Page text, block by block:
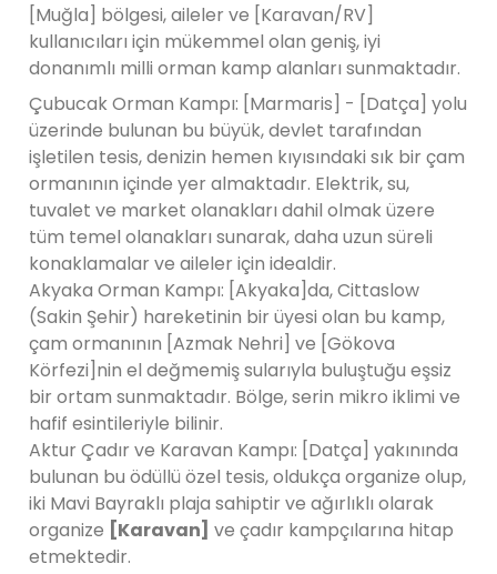
[Muğla] bölgesi, aileler ve [Karavan/RV]
kullanıcıları için mükemmel olan geniş, iyi
donanımlı milli orman kamp alanları sunmaktadır.
Çubucak Orman Kampı: [Marmaris] - [Datça] yolu
üzerinde bulunan bu büyük, devlet tarafından
işletilen tesis, denizin hemen kıyısındaki sık bir çam
ormanının içinde yer almaktadır. Elektrik, su,
tuvalet ve market olanakları dahil olmak üzere
tüm temel olanakları sunarak, daha uzun süreli
konaklamalar ve aileler için idealdir.
Akyaka Orman Kampı: [Akyaka]da, Cittaslow
(Sakin Şehir) hareketinin bir üyesi olan bu kamp,
çam ormanının [Azmak Nehri] ve [Gökova
Körfezi]nin el değmemiş sularıyla buluştuğu eşsiz
bir ortam sunmaktadır. Bölge, serin mikro iklimi ve
hafif esintileriyle bilinir.
Aktur Çadır ve Karavan Kampı: [Datça] yakınında
bulunan bu ödüllü özel tesis, oldukça organize olup,
iki Mavi Bayraklı plaja sahiptir ve ağırlıklı olarak
organize [Karavan] ve çadır kampçılarına hitap
etmektedir.